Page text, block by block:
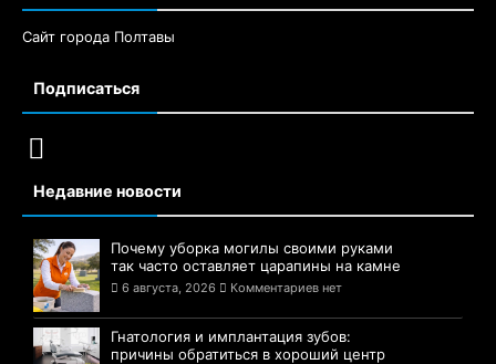
Сайт города Полтавы
Подписаться
Недавние новости
Почему уборка могилы своими руками
так часто оставляет царапины на камне
6 августа, 2026 Комментариев нет
Гнатология и имплантация зубов:
причины обратиться в хороший центр